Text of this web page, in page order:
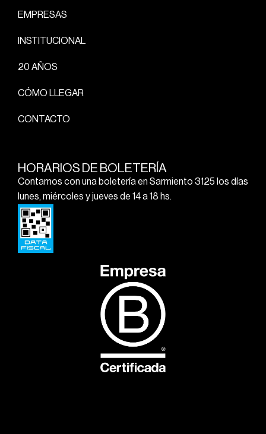
EMPRESAS
INSTITUCIONAL
20 AÑOS
CÓMO LLEGAR
CONTACTO
HORARIOS DE BOLETERÍA
Contamos con una boletería en Sarmiento 3125 los días
lunes, miércoles y jueves de 14 a 18 hs.